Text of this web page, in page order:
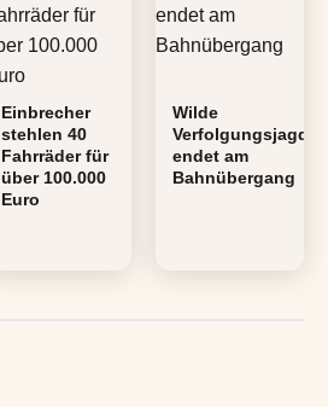
Einbrecher
stehlen 40
Fahrräder für
über 100.000
Euro
Wilde
Verfolgungsjagd
endet am
Bahnübergang